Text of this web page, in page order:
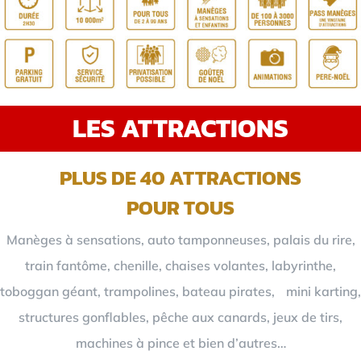
LES ATTRACTIONS
PLUS DE 40 ATTRACTIONS
POUR TOUS
Manèges à sensations, auto tamponneuses, palais du rire,
train fantôme, chenille, chaises volantes, labyrinthe,
toboggan géant, trampolines, bateau pirates, mini karting,
structures gonflables, pêche aux canards, jeux de tirs,
machines à pince et bien d’autres…